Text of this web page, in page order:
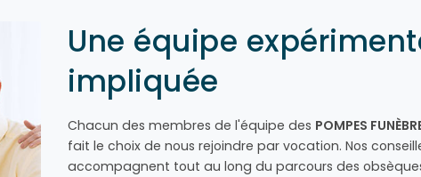
Une équipe
impliquée
Chacun des membres de l'équipe des POMPES
fait le choix de nous rejoindre par vocation. Nos
accompagnent tout au long du parcours des